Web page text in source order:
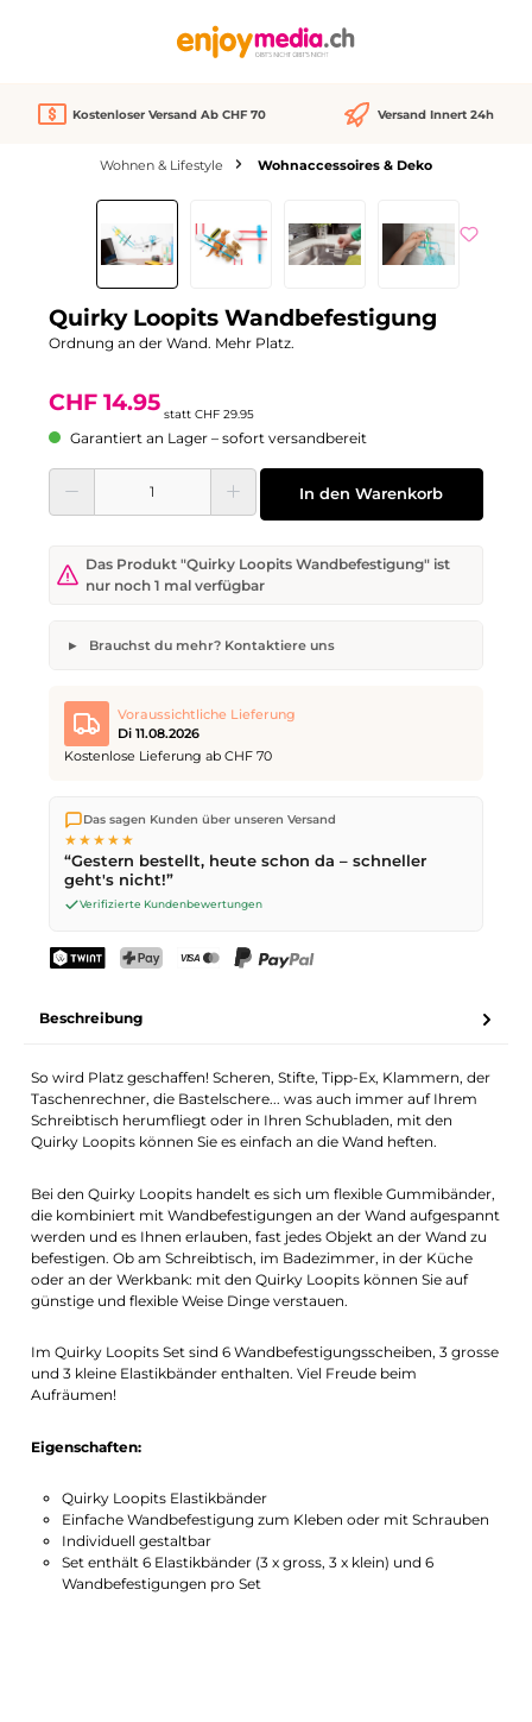
Kostenloser Versand Ab CHF 70 Versand Innert 24h
Wohnen & Lifestyle Wohnaccessoires & Deko
Bildergalerie überspringen
Rabatt
Quirky Loopits Wandbefestigung
Ordnung an der Wand. Mehr Platz.
CHF 14.95 statt CHF 29.95
Garantiert an Lager – sofort versandbereit
Produkt Anzahl: Gib den gewünschten Wert ein oder benutze die
In den Warenkorb
Das Produkt "Quirky Loopits Wandbefestigung" ist
nur noch 1 mal verfügbar
Brauchst du mehr? Kontaktiere uns
Gewünschte Anzahl
Dein Name E-Mail-Adresse
Anfrage senden
Voraussichtliche Lieferung
Di 11.08.2026
Kostenlose Lieferung ab CHF 70
Wir versenden direkt aus unserem Lager in Kriens. Ab
ist die Lieferung kostenlos. Bestellungen bis
werden noch am selben Tag versendet – Zustellung am
nächsten Werktagmit der Schweizerischen Post.
Das sagen Kunden über unseren Versand
★★★★★
“Gestern bestellt, heute schon da – schneller
geht's nicht!”
Verifizierte Kundenbewertungen
Beschreibung
So wird Platz geschaffen! Scheren, Stifte, Tipp-Ex, Klammern, der
Taschenrechner, die Bastelschere... was auch immer auf Ihrem
Schreibtisch herumfliegt oder in Ihren Schubladen, mit den
Quirky Loopits können Sie es einfach an die Wand heften.
Bei den Quirky Loopits handelt es sich um flexible Gummibänder,
die kombiniert mit Wandbefestigungen an der Wand aufgespannt
werden und es Ihnen erlauben, fast jedes Objekt an der Wand zu
befestigen. Ob am Schreibtisch, im Badezimmer, in der Küche
oder an der Werkbank: mit den Quirky Loopits können Sie auf
günstige und flexible Weise Dinge verstauen.
Im Quirky Loopits Set sind 6 Wandbefestigungsscheiben, 3 grosse
und 3 kleine Elastikbänder enthalten. Viel Freude beim
Aufräumen!
Eigenschaften:
Quirky Loopits Elastikbänder
Einfache Wandbefestigung zum Kleben oder mit Schrauben
Individuell gestaltbar
Set enthält 6 Elastikbänder (3 x gross, 3 x klein) und 6
Wandbefestigungen pro Set